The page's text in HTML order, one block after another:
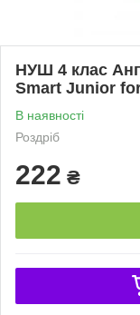
НУШ 4 клас
Smart Junior
В наявності
Роздріб
222 ₴